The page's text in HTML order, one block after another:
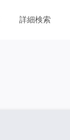
詳細検索